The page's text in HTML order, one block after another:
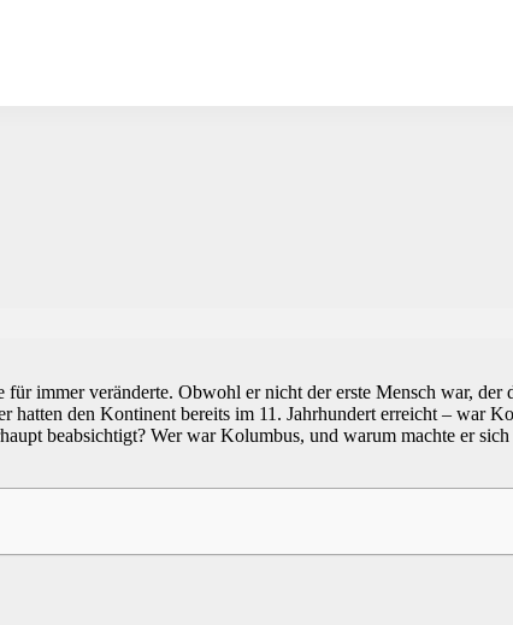
immer veränderte. Obwohl er nicht der erste Mensch war, der
den Kontinent bereits im 11. Jahrhundert erreicht – war
beabsichtigt? Wer war Kolumbus, und warum machte er sich